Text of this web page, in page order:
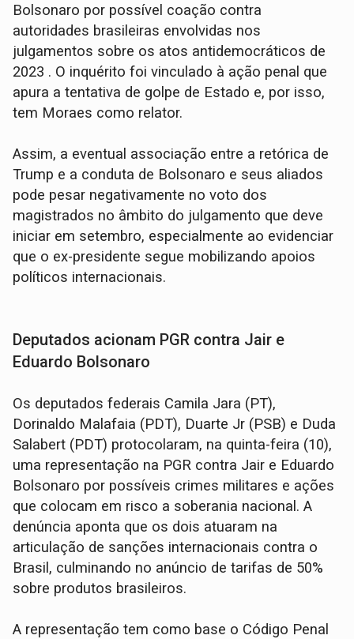
Bolsonaro por possível coação contra
autoridades brasileiras envolvidas nos
julgamentos sobre os atos antidemocráticos de
2023 . O inquérito foi vinculado à ação penal que
apura a tentativa de golpe de Estado e, por isso,
tem Moraes como relator.
Assim, a eventual associação entre a retórica de
Trump e a conduta de Bolsonaro e seus aliados
pode pesar negativamente no voto dos
magistrados no âmbito do julgamento que deve
iniciar em setembro, especialmente ao evidenciar
que o ex-presidente segue mobilizando apoios
políticos internacionais.
Deputados acionam PGR contra Jair e
Eduardo Bolsonaro
Os deputados federais Camila Jara (PT),
Dorinaldo Malafaia (PDT), Duarte Jr (PSB) e Duda
Salabert (PDT) protocolaram, na quinta-feira (10),
uma representação na PGR contra Jair e Eduardo
Bolsonaro por possíveis crimes militares e ações
que colocam em risco a soberania nacional. A
denúncia aponta que os dois atuaram na
articulação de sanções internacionais contra o
Brasil, culminando no anúncio de tarifas de 50%
sobre produtos brasileiros.
A representação tem como base o Código Penal